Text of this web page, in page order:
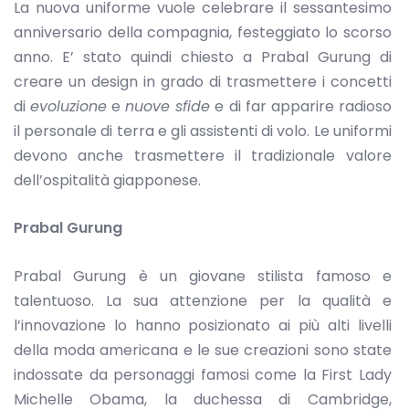
La nuova uniforme vuole celebrare il sessantesimo
anniversario della compagnia, festeggiato lo scorso
anno. E’ stato quindi chiesto a Prabal Gurung di
creare un design in grado di trasmettere i concetti
dievoluzione enuove sfide e di far apparire radioso
il personale di terra e gli assistenti di volo. Le uniformi
devono anche trasmettere il tradizionale valore
dell’ospitalità giapponese.
Prabal Gurung
Prabal Gurung è un giovane stilista famoso e
talentuoso. La sua attenzione per la qualità e
l’innovazione lo hanno posizionato ai più alti livelli
della moda americana e le sue creazioni sono state
indossate da personaggi famosi come la First Lady
Michelle Obama, la duchessa di Cambridge,